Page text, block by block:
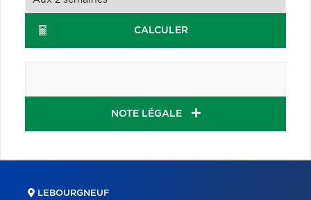
CALCULER
NOTE LÉGALE
LEBOURGNEUF